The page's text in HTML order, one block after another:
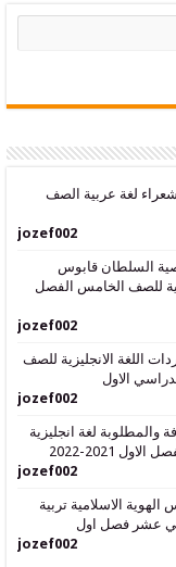
لغة عربية الصف
jozef002
السلطان قابوس
للصف الخامس الفصل
jozef002
اللغة الانجليزية للصف
الاول
jozef002
والمطلوبة لغة انجليزية
2021-2022
jozef002
الاسلامية تربية
عشر فصل اول
jozef002